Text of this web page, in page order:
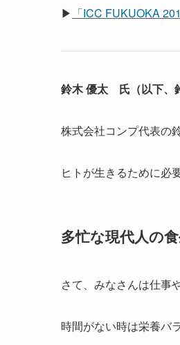
▶ 「ICC FUKUOKA
鈴木 優太 氏（以下、
株式会社コンプ代表の
ヒトが生きるために必
多忙な現代人の
さて、みなさんは仕事
時間がない時は栄養バ